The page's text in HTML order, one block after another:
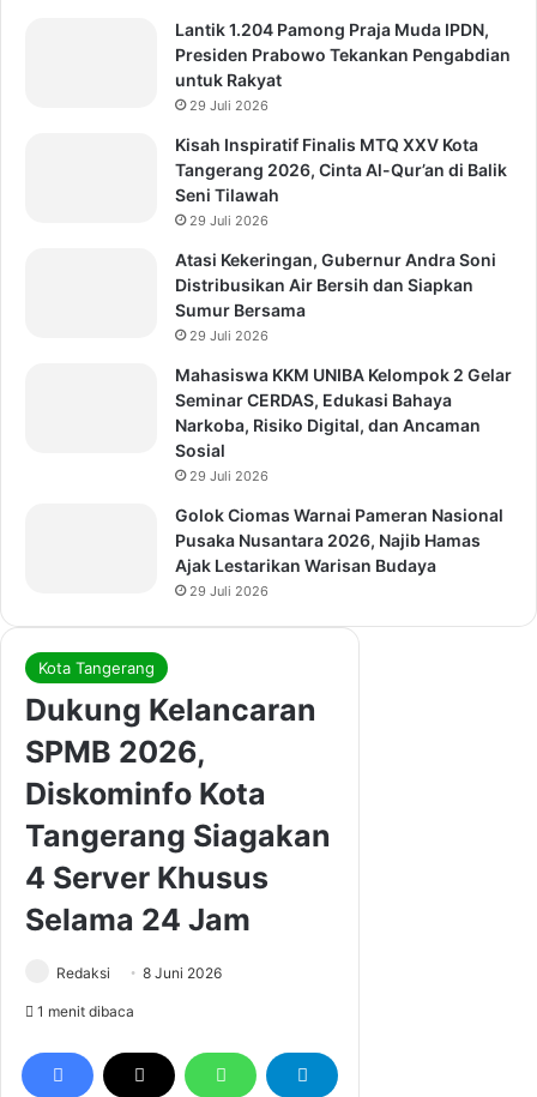
Lantik 1.204 Pamong Praja Muda IPDN,
Presiden Prabowo Tekankan Pengabdian
untuk Rakyat
29 Juli 2026
Kisah Inspiratif Finalis MTQ XXV Kota
Tangerang 2026, Cinta Al-Qur’an di Balik
Seni Tilawah
29 Juli 2026
Atasi Kekeringan, Gubernur Andra Soni
Distribusikan Air Bersih dan Siapkan
Sumur Bersama
29 Juli 2026
Mahasiswa KKM UNIBA Kelompok 2 Gelar
Seminar CERDAS, Edukasi Bahaya
Narkoba, Risiko Digital, dan Ancaman
Sosial
29 Juli 2026
Golok Ciomas Warnai Pameran Nasional
Pusaka Nusantara 2026, Najib Hamas
Ajak Lestarikan Warisan Budaya
29 Juli 2026